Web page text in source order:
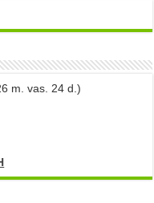
m. vas. 24 d.)